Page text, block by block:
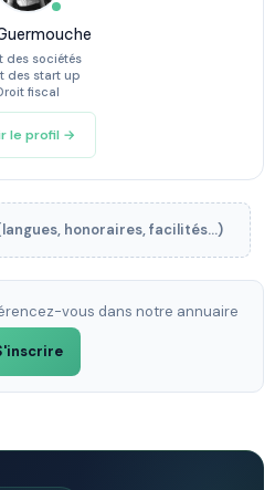
des sociétés
des start up
fiscal
le profil →
honoraires, facilités...)
vous dans notre annuaire